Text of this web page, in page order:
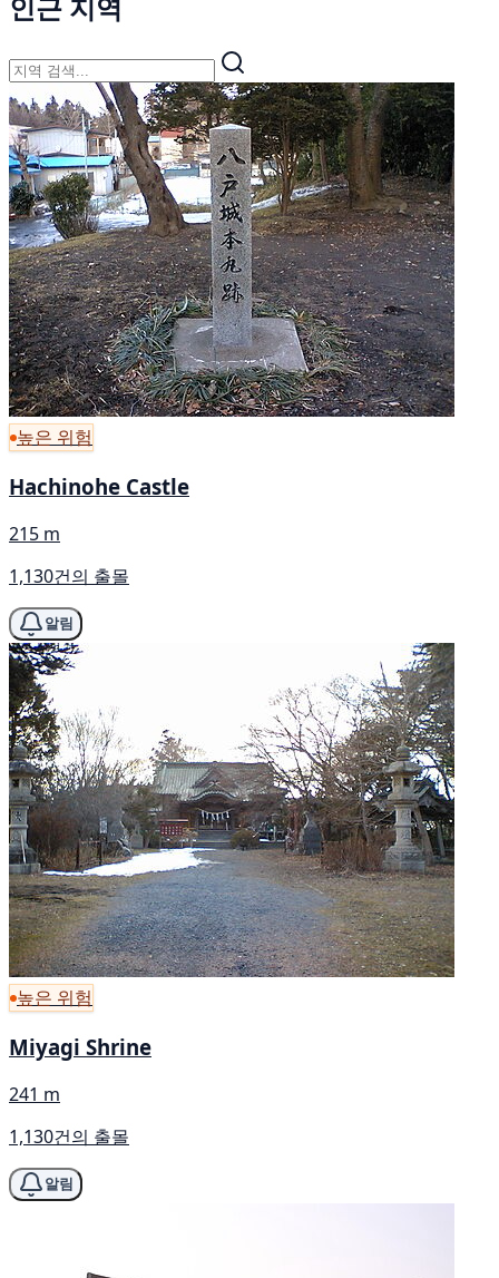
높은 위험
Hachinohe Castle
215 m
1,130건의 출몰
알림
높은 위험
Miyagi Shrine
241 m
1,130건의 출몰
알림